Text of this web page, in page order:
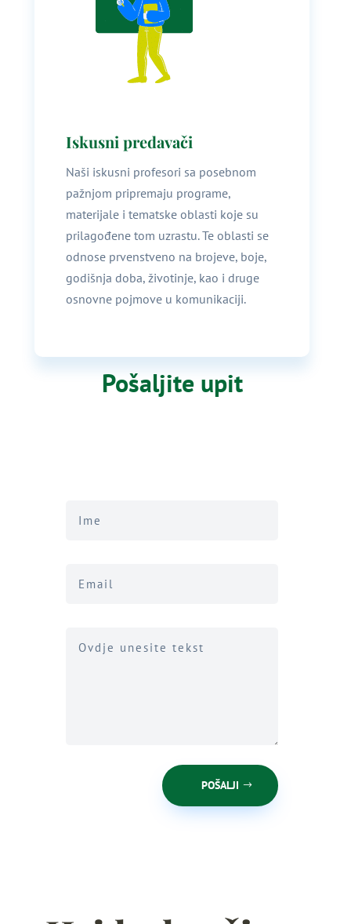
Iskusni predavači
Naši iskusni profesori sa posebnom
pažnjom pripremaju programe,
materijale i tematske oblasti koje su
prilagođene tom uzrastu. Te oblasti se
odnose prvenstveno na brojeve, boje,
godišnja doba, životinje, kao i druge
osnovne pojmove u komunikaciji.
Pošaljite upit
POŠALJI